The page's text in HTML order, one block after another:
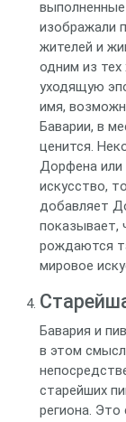
изображали
жителей и
одним из
уходящую
имя,
Баварии, в
ценится.
Дорфена или
искусство,
добавляет
показывает,
рождаются
мировое
Бавария и
в этом
старейших
региона. Это